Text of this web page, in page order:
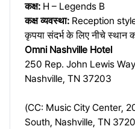
कक्ष: H – Legends B
कक्ष व्यवस्था: Reception
कृपया संदर्भ के लिए नीचे स्थान
Omni Nashville Hotel
250 Rep. John Lewis
Nashville, TN 37203
(CC: Music City Center,
South, Nashville, TN